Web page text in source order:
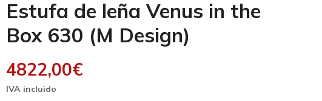
Estufa de leña Venus in the
Box 630 (M Design)
4822,00€